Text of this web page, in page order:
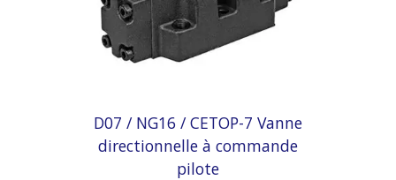
D07 / NG16 / CETOP-7 Vanne
directionnelle à commande
pilote